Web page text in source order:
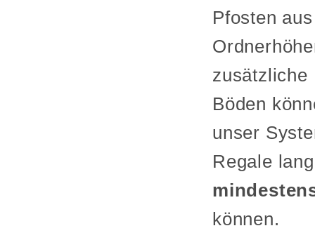
Pfosten
zusätzliche
Böden
unser
Regale
können.